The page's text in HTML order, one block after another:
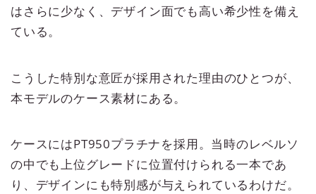
はさらに少なく、デザイン面でも高い希少性を備え
ている。
こうした特別な意匠が採用された理由のひとつが、
本モデルのケース素材にある。
ケースにはPT950プラチナを採用。当時のレベルソ
の中でも上位グレードに位置付けられる一本であ
り、デザインにも特別感が与えられているわけだ。